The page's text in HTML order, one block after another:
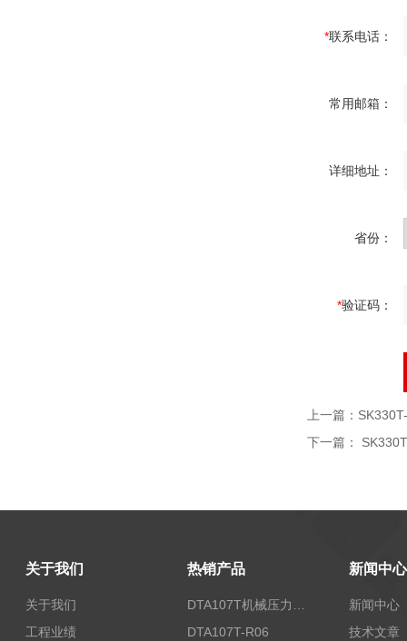
*联系电话：
常用邮箱：
详细地址：
省份：
*验证码：
上一篇：
下一篇：
关于我们
关于我们
工程业绩
热销产品
DTA107T-R06
新闻中心
新闻中心
技术文章